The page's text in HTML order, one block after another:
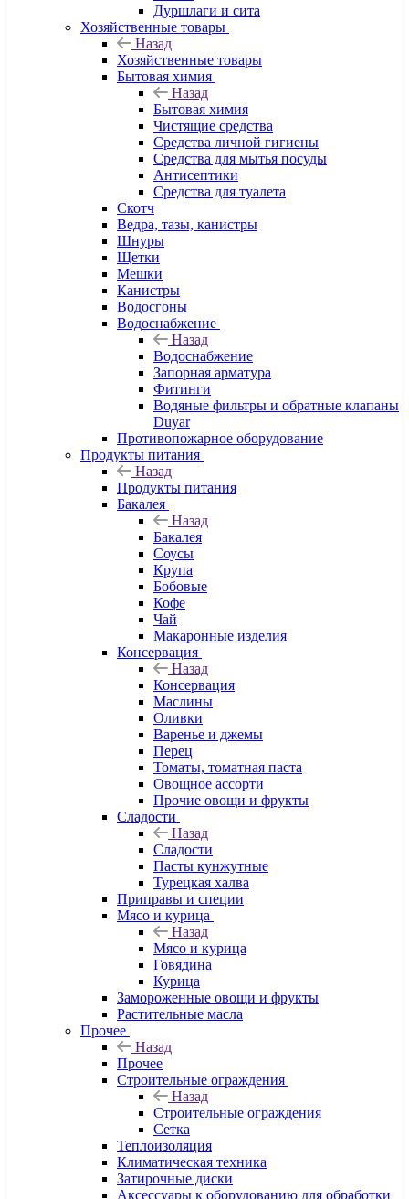
Дуршлаги и сита
Хозяйственные товары
Назад
Хозяйственные товары
Бытовая химия
Назад
Бытовая химия
Чистящие средства
Средства личной гигиены
Средства для мытья посуды
Антисептики
Средства для туалета
Скотч
Ведра, тазы, канистры
Шнуры
Щетки
Мешки
Канистры
Водосгоны
Водоснабжение
Назад
Водоснабжение
Запорная арматура
Фитинги
Водяные фильтры и обратные клапаны
Duyar
Противопожарное оборудование
Продукты питания
Назад
Продукты питания
Бакалея
Назад
Бакалея
Соусы
Крупа
Бобовые
Кофе
Чай
Макаронные изделия
Консервация
Назад
Консервация
Маслины
Оливки
Варенье и джемы
Перец
Томаты, томатная паста
Овощное ассорти
Прочие овощи и фрукты
Сладости
Назад
Сладости
Пасты кунжутные
Турецкая халва
Приправы и специи
Мясо и курица
Назад
Мясо и курица
Говядина
Курица
Замороженные овощи и фрукты
Растительные масла
Прочее
Назад
Прочее
Строительные ограждения
Назад
Строительные ограждения
Сетка
Теплоизоляция
Климатическая техника
Затирочные диски
Аксессуары к оборудованию для обработки